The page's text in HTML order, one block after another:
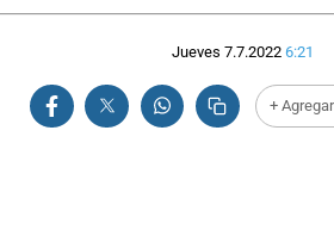
Jueves 7.7.2022 6:21
+